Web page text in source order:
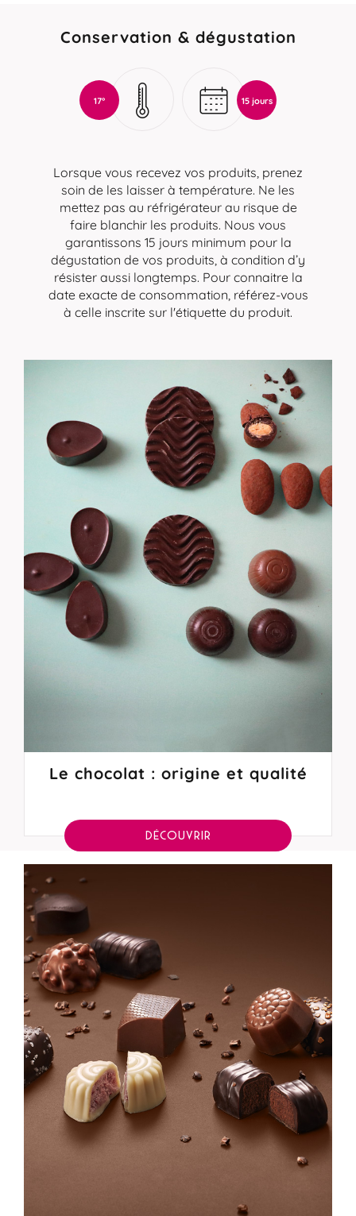
Conservation & dégustation
17° 15 jours
Lorsque vous recevez vos produits, prenez
soin de les laisser à température. Ne les
mettez pas au réfrigérateur au risque de
faire blanchir les produits. Nous vous
garantissons 15 jours minimum pour la
dégustation de vos produits, à condition d’y
résister aussi longtemps. Pour connaitre la
date exacte de consommation, référez-vous
à celle inscrite sur l'étiquette du produit.
Le chocolat : origine et qualité
DÉCOUVRIR